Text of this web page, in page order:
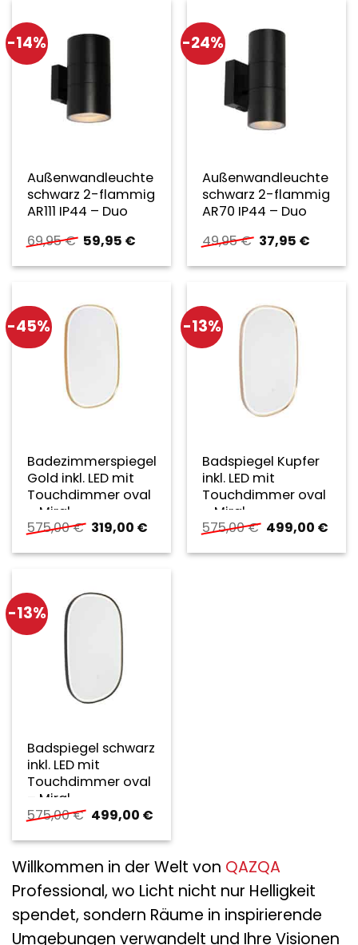
-14%
Außenwandleuchte
schwarz 2-flammig
AR111 IP44 – Duo
69,95€ Ursprünglicher
Preis
war:
59,95 €
ist:
-24%
Außenwandleuchte
schwarz 2-flammig
AR70 IP44 – Duo
49,95€ Ursprünglicher
Preis
war:
37,95 €
ist:
-45%
Badezimmerspiegel
Gold inkl. LED mit
Touchdimmer oval
– Miral
575,00€ Ursprünglicher
Preis
war:
319,00 € Aktueller
ist:
-13%
Badspiegel Kupfer
inkl. LED mit
Touchdimmer oval
– Miral
575,00€
Preis
war:
499,00 €
ist:
-13%
Badspiegel schwarz
inkl. LED mit
Touchdimmer oval
– Miral
575,00€ Ursprünglicher
Preis
war:
499,00 €
ist:
Willkommen in der Welt von QAZQA
Professional, wo Licht nicht nur Helligkeit
spendet, sondern Räume in inspirierende
Umgebungen verwandelt und Ihre Visionen